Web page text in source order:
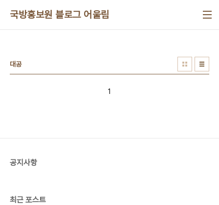
국방홍보원 블로그 어울림
대공
1
공지사항
최근 포스트